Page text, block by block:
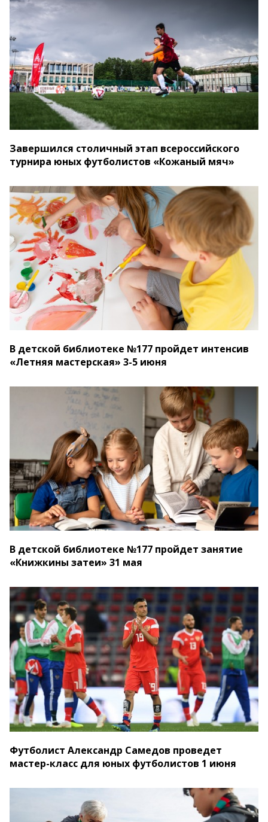
Завершился столичный этап всероссийского
турнира юных футболистов «Кожаный мяч»
В детской библиотеке №177 пройдет интенсив
«Летняя мастерская» 3-5 июня
В детской библиотеке №177 пройдет занятие
«Книжкины затеи» 31 мая
Футболист Александр Самедов проведет
мастер-класс для юных футболистов 1 июня